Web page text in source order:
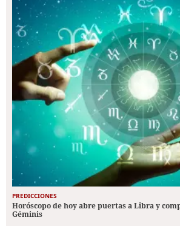
PREDICCIONES
Horóscopo de hoy abre puertas a Libra y
Géminis